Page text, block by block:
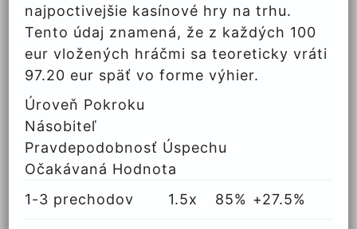
najpoctivejšie kasínové hry na trhu.
Tento údaj znamená, že z každých 100
eur vložených hráčmi sa teoreticky vráti
97.20 eur späť vo forme výhier.
Úroveň Pokroku
Násobiteľ
Pravdepodobnosť Úspechu
Očakávaná Hodnota
1-3 prechodov
1.5x 85% +27.5%